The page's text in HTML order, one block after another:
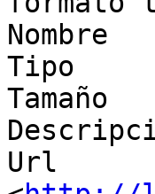
Tipo
Tamaño
Url